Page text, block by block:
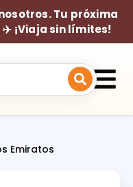
Tu próxima
¡Viaja sin límites!
Emiratos